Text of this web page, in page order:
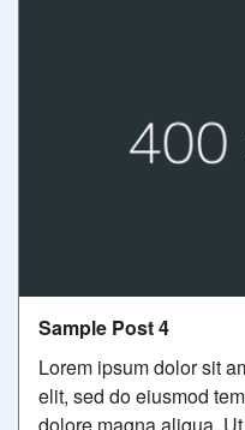
Sample Post 4
Lorem ipsum dolor sit
elit, sed do eiusmod